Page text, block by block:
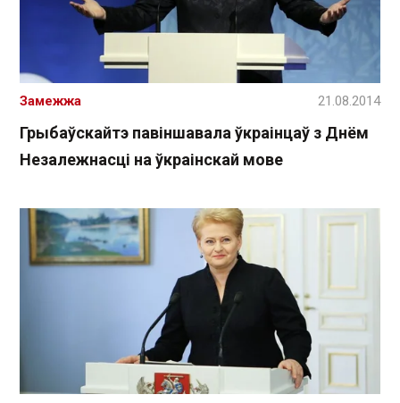
Грыбаўскайтэ павіншавала ўкраінцаў з Днём
Незалежнасці на ўкраінскай мове
Замежжа 21.08.2014